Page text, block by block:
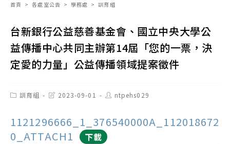
首頁 > 各處室公告 > 學務處 > 訓育組
台新銀行公益慈善基金會、國立中央大學公
益傳播中心共同主辦第14屆「您的一票，決
定愛的力量」公益傳播領域提案徵件
Post訓育組
Post2023-09-01
Post
author:
ntpehs029
1121296666_1_376540000A_112018672
0_ATTACH1
下載